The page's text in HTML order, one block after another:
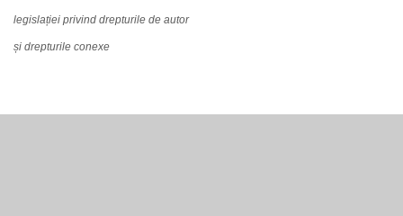
legislației privind drepturile de autor
și drepturile conexe